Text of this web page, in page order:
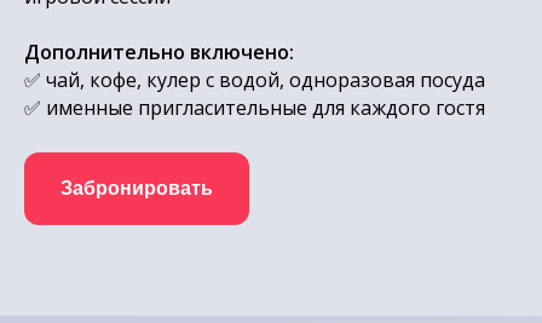
Дополнительно включено:
✅ чай, кофе, кулер с водой, одноразовая посуда
✅ именные пригласительные для каждого гостя
Забронировать